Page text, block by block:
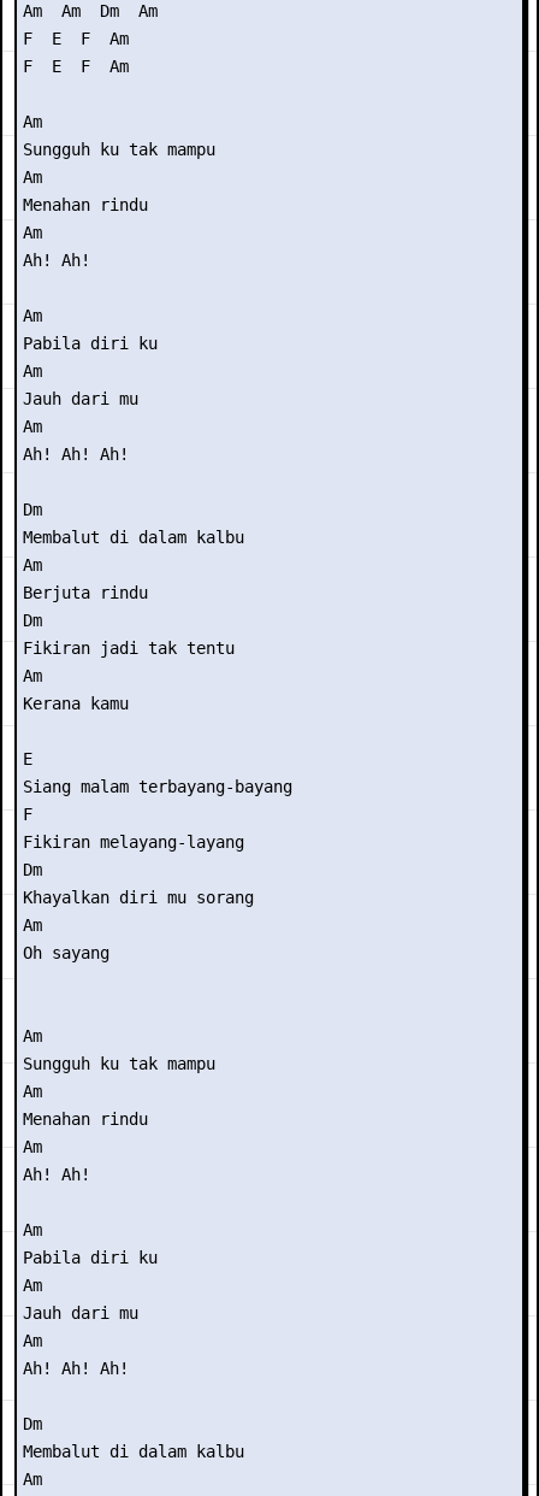
Am  Am  Dm  Am
F  E  F  Am
F  E  F  Am
Am
Sungguh ku tak mampu
Am
Menahan rindu
Am
Ah! Ah!
Am
Pabila diri ku
Am
Jauh dari mu
Am
Ah! Ah! Ah!
Dm
Membalut di dalam kalbu
Am
Berjuta rindu
Dm
Fikiran jadi tak tentu
Am
Kerana kamu
E
Siang malam terbayang-bayang
F
Fikiran melayang-layang
Dm
Khayalkan diri mu sorang
Am
Oh sayang
Am
Sungguh ku tak mampu
Am
Menahan rindu
Am
Ah! Ah!
Am
Pabila diri ku
Am
Jauh dari mu
Am
Ah! Ah! Ah!
Dm
Membalut di dalam kalbu
Am